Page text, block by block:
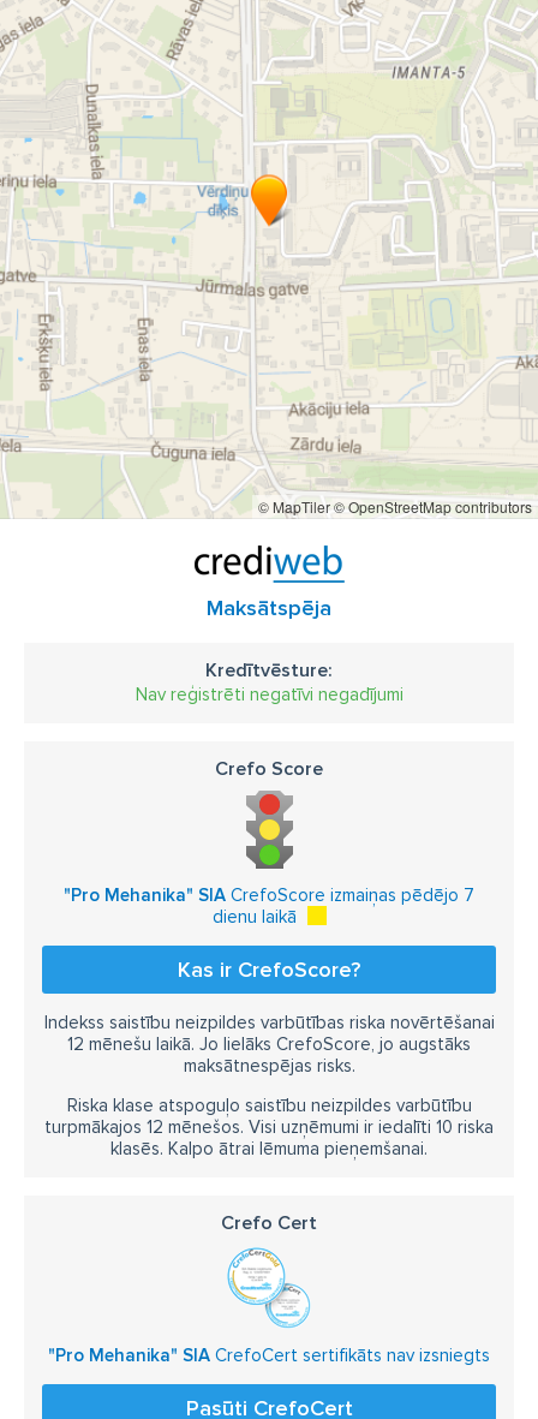
© MapTiler© OpenStreetMap contributors
Maksātspēja
Kredītvēsture:
Nav reģistrēti negatīvi negadījumi
Crefo Score
"Pro Mehanika" SIA CrefoScore izmaiņas pēdējo 7
dienu laikā
Kas ir CrefoScore?
Indekss saistību neizpildes varbūtības riska novērtēšanai
12 mēnešu laikā. Jo lielāks CrefoScore, jo augstāks
maksātnespējas risks.
Riska klase atspoguļo saistību neizpildes varbūtību
turpmākajos 12 mēnešos. Visi uzņēmumi ir iedalīti 10 riska
klasēs. Kalpo ātrai lēmuma pieņemšanai.
Crefo Cert
"Pro Mehanika" SIA CrefoCert sertifikāts nav izsniegts
Pasūti CrefoCert